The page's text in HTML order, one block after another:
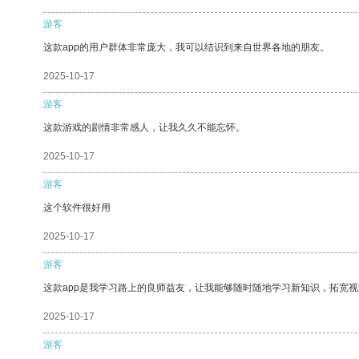
游客
这款app的用户群体非常庞大，我可以结识到来自世界各地的朋友。
2025-10-17
游客
这款游戏的剧情非常感人，让我久久不能忘怀。
2025-10-17
游客
这个软件很好用
2025-10-17
游客
这款app是我学习路上的良师益友，让我能够随时随地学习新知识，拓宽
2025-10-17
游客